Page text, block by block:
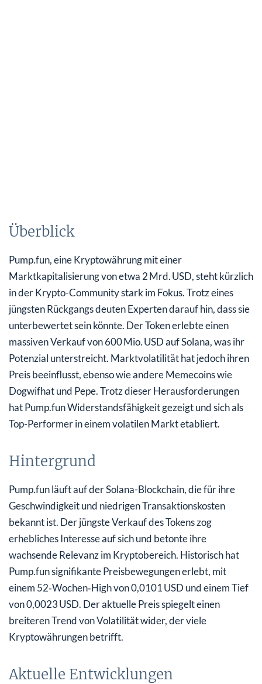
Überblick
Pump.fun, eine Kryptowährung mit einer
Marktkapitalisierung von etwa 2 Mrd. USD, steht kürzlich
in der Krypto-Community stark im Fokus. Trotz eines
jüngsten Rückgangs deuten Experten darauf hin, dass sie
unterbewertet sein könnte. Der Token erlebte einen
massiven Verkauf von 600 Mio. USD auf Solana, was ihr
Potenzial unterstreicht. Marktvolatilität hat jedoch ihren
Preis beeinflusst, ebenso wie andere Memecoins wie
Dogwifhat und Pepe. Trotz dieser Herausforderungen
hat Pump.fun Widerstandsfähigkeit gezeigt und sich als
Top-Performer in einem volatilen Markt etabliert.
Hintergrund
Pump.fun läuft auf der Solana-Blockchain, die für ihre
Geschwindigkeit und niedrigen Transaktionskosten
bekannt ist. Der jüngste Verkauf des Tokens zog
erhebliches Interesse auf sich und betonte ihre
wachsende Relevanz im Kryptobereich. Historisch hat
Pump.fun signifikante Preisbewegungen erlebt, mit
einem 52‑Wochen‑High von 0,0101 USD und einem Tief
von 0,0023 USD. Der aktuelle Preis spiegelt einen
breiteren Trend von Volatilität wider, der viele
Kryptowährungen betrifft.
Aktuelle Entwicklungen